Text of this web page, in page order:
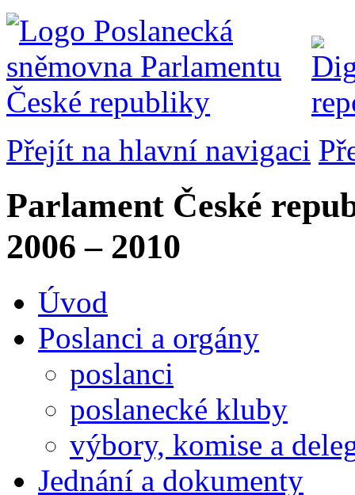
Přejít na hlavní navigaci
Parlament České
2006 – 2010
Úvod
Poslanci a orgány
poslanci
poslanecké kluby
výbory, komise a
Jednání a dokumenty